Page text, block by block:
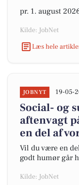
pr. 1. august
Kilde: JobNet
Læs hele
JOBNYT 19-05-
Social- og
aftenvagt
en del af
Vil du være en
godt humør går
Kilde: JobNet